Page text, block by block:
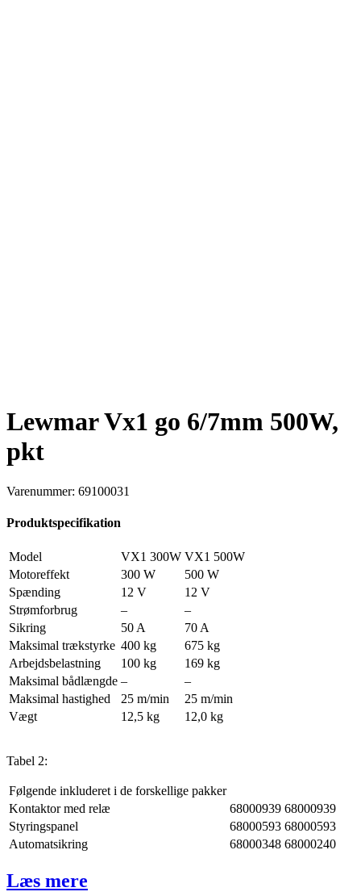
Lewmar Vx1 go 6/7mm 500W,
pkt
Varenummer: 69100031
Produktspecifikation
Model VX1 300W VX1 500W
Motoreffekt
300 W
500 W
Spænding
12 V
12 V
Strømforbrug
–
–
Sikring
50 A
70 A
Maksimal trækstyrke 400 kg
675 kg
Arbejdsbelastning
100 kg
169 kg
Maksimal bådlængde –
–
Maksimal hastighed
25 m/min
25 m/min
Vægt
12,5 kg 12,0 kg
Tabel 2:
Følgende inkluderet i de forskellige pakker
Kontaktor med relæ
68000939 68000939
Styringspanel
68000593 68000593
Automatsikring
68000348 68000240
Læs mere